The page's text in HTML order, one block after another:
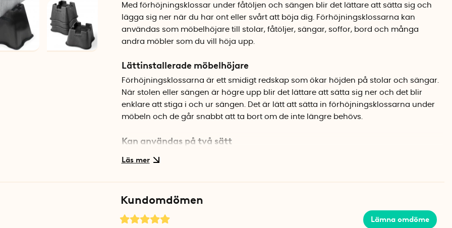
Med förhöjningsklossar under fåtöljen och sängen blir det lättare att sätta sig och
lägga sig ner när du har ont eller svårt att böja dig. Förhöjningsklossarna kan
användas som möbelhöjare till stolar, fåtöljer, sängar, soffor, bord och många
andra möbler som du vill höja upp.
Lättinstallerade möbelhöjare
Förhöjningsklossarna är ett smidigt redskap som ökar höjden på stolar och sängar.
När stolen eller sängen är högre upp blir det lättare att sätta sig ner och det blir
enklare att stiga i och ur sängen. Det är lätt att sätta in förhöjningsklossarna under
möbeln och de går snabbt att ta bort om de inte längre behövs.
Kan användas på två sätt
Förhöjningsklossarna har en plan ovansida, omgärdad av upphöjda och urfasade
fyra förhöjningsklossar när du höjer upp möbler.
Kundomdömen
Lämna omdöme